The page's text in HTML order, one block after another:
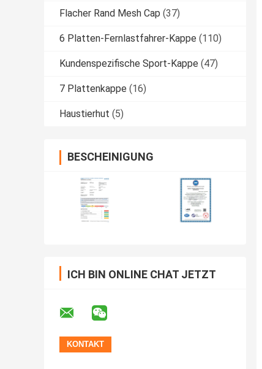
Flacher Rand Mesh Cap (37)
6 Platten-Fernlastfahrer-Kappe (110)
Kundenspezifische Sport-Kappe (47)
7 Plattenkappe (16)
Haustierhut (5)
BESCHEINIGUNG
ICH BIN ONLINE CHAT JETZT